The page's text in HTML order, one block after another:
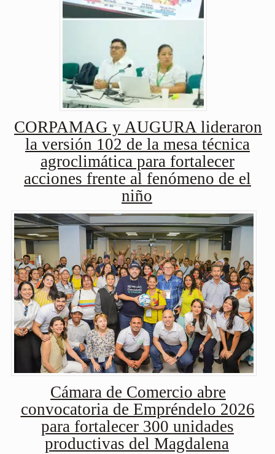
CORPAMAG y AUGURA lideraron
la versión 102 de la mesa técnica
agroclimática para fortalecer
acciones frente al fenómeno de el
niño
Cámara de Comercio abre
convocatoria de Empréndelo 2026
para fortalecer 300 unidades
productivas del Magdalena